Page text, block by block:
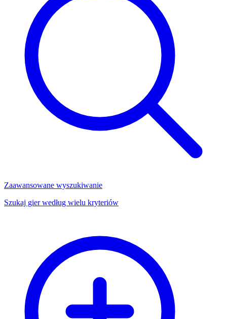
Zaawansowane wyszukiwanie
Szukaj gier według wielu kryteriów